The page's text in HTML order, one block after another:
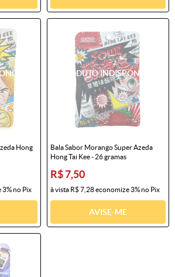
Hong
3%no Pix
Bala Sabor Morango Super Azeda
Hong Tai Kee - 26 gramas
R$ 7,50
à vista R$ 7,28economize3%no Pix
AVISE-ME